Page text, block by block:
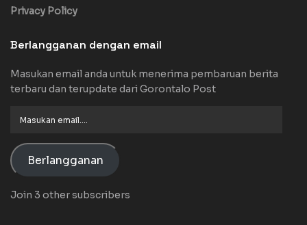
Privacy Policy
Berlangganan dengan email
Masukan email anda untuk menerima pembaruan berita
terbaru dan terupdate dari Gorontalo Post
Berlangganan
Join 3 other subscribers